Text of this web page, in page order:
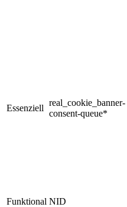
Essenziell
real_cookie_banner-
consent-queue*
Funktional NID